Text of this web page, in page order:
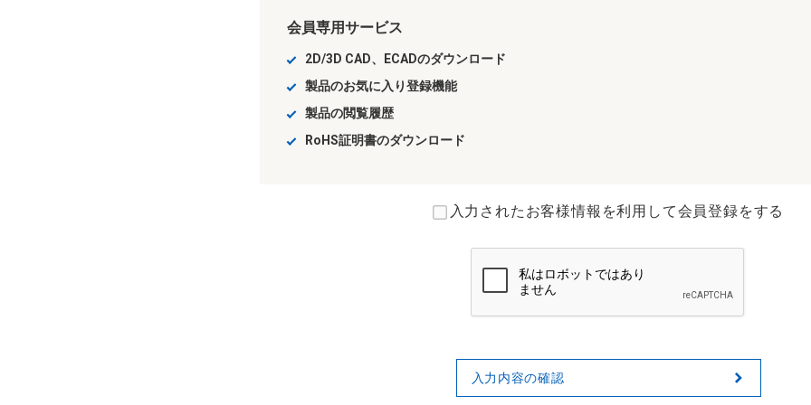
会員専用サービス
2D/3D CAD、ECADのダウンロード
製品のお気に入り登録機能
製品の閲覧履歴
RoHS証明書のダウンロード
入力されたお客様情報を利用して会員登録をする